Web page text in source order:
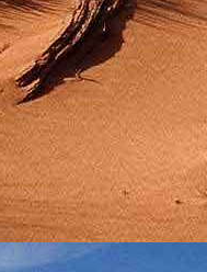
24. hét
Önmagát állandóan újrateremtve
A lélek felismeri önmagát,
S a világszellem működik tovább
Az önismeretben újra
S így az Én-érzék akarati
A lélek sötétjéből lesz megteremtve.
25. hét
Csak most tagozódhat belém
S ragyogva árasztja belső fényem